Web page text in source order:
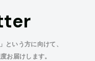
という方に向けて、
お届けします。